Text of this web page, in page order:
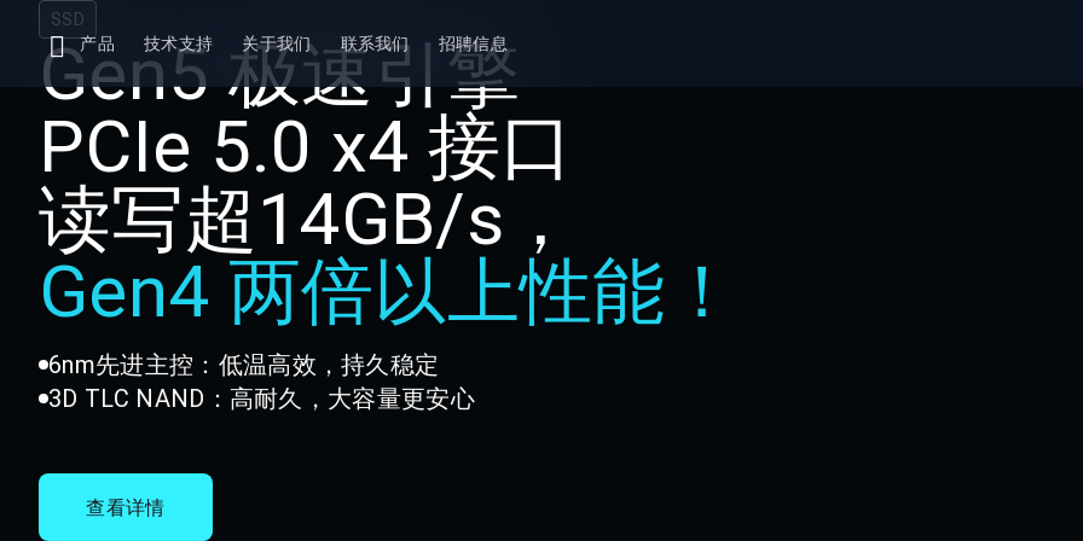
产品 技术支持 关于我们 联系我们 招聘信息
SSD
Gen5 极速引擎
PCIe 5.0 x4 接口
读写超14GB/s，
Gen4 两倍以上性能！
6nm先进主控：低温高效，持久稳定
3D TLC NAND：高耐久，大容量更安心
查看详情